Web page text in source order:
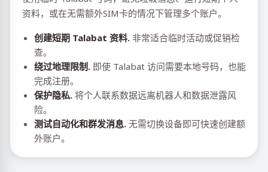
资料，或在无需额外SIM卡的情况下管理多个账户。
创建短期 Talabat 资料. 非常适合临时活动或促销检
查。
绕过地理限制. 即使 Talabat 访问需要本地号码，也能
完成注册。
保护隐私. 将个人联系数据远离机器人和数据泄露风
险。
测试自动化和群发消息. 无需切换设备即可快速创建额
外账户。